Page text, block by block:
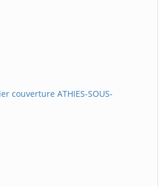
couverture ATHIES-SOUS-